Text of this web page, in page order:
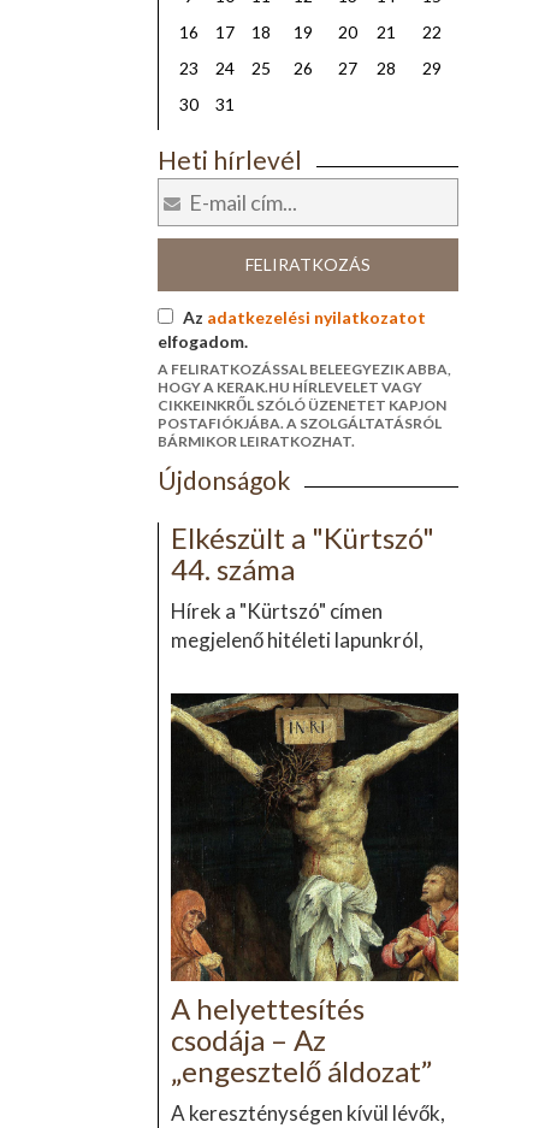
16
17 18 19 20 21
22
23
24 25 26 27 28
29
30
31
Heti hírlevél
FELIRATKOZÁS
Az adatkezelési nyilatkozatot
elfogadom.
A FELIRATKOZÁSSAL BELEEGYEZIK ABBA,
HOGY A KERAK.HU HÍRLEVELET VAGY
CIKKEINKRŐL SZÓLÓ ÜZENETET KAPJON
POSTAFIÓKJÁBA. A SZOLGÁLTATÁSRÓL
BÁRMIKOR LEIRATKOZHAT.
Újdonságok
Elkészült a "Kürtszó"
44. száma
Hírek a "Kürtszó" címen
megjelenő hitéleti lapunkról,
A helyettesítés
csodája – Az
„engesztelő áldozat”
A kereszténységen kívül lévők,